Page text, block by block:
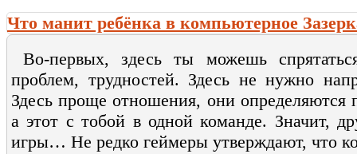
Что манит ребёнка в компьютерное
Во-первых, здесь ты можешь
проблем, трудностей. Здесь не нужно
Здесь проще отношения, они определяются
а этот с тобой в одной команде. Значит,
игры… Не редко геймеры утверждают, что